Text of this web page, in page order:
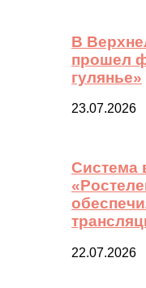
В
прошел
гулянье»
23.07.2026
Система
22.07.2026